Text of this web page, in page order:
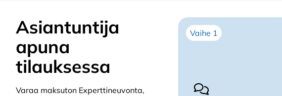
Asiantuntija
apuna
tilauksessa
Varaa maksuton Experttineuvonta,
Vaihe 1